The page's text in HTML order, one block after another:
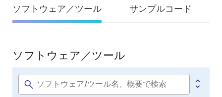
設
計・
発
ソフトウェア／ツール サンプルコード
ソ
フ
ト
ソフトウェア／ツール
Software